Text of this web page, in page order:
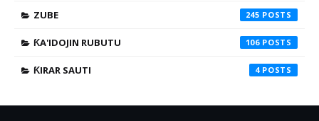
ZUBE 245
ƘA'IDOJIN RUBUTU 106
ƘIRAR SAUTI 4